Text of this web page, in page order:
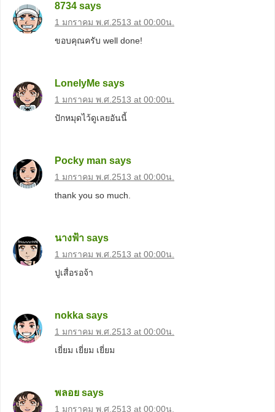
8734 says
1 มกราคม พ.ศ.2513 at 00:00น.
ขอบคุณครับ well done!
LonelyMe says
1 มกราคม พ.ศ.2513 at 00:00น.
ปักหมุดไว้ดูเลยอันนี้
Pocky man says
1 มกราคม พ.ศ.2513 at 00:00น.
thank you so much.
นางฟ้า says
1 มกราคม พ.ศ.2513 at 00:00น.
ปูเสื่อรอจ้า
nokka says
1 มกราคม พ.ศ.2513 at 00:00น.
เยี่ยม เยี่ยม เยี่ยม
พลอย says
1 มกราคม พ.ศ.2513 at 00:00น.